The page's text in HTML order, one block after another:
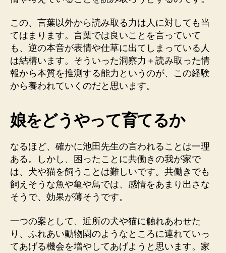
この、言葉以外から読み取る力は人に対しても当
てはまります。言葉では良いことを言っていて
も、逆の本音が表情や仕草に出てしまっている人
は結構います。そういった洞察力＋読み取った情
報から本質を推測する能力というのが、この経験
から養われていくのだと思います。
娘をどうやって育てるか
なるほど、確かに池田先生の言われることは一理
ある。しかし、困ったことに共働きの我が家で
は、犬や猫を飼うことは難しいです。共働きでも
飼えそうな魚や亀や鳥では、感情をあまり出さな
そうで、効果が薄そうです。
一つの案として、近所の犬や猫に触れあわせた
り、ふれあい動物園のようなところに連れていっ
てあげる機会を増やしてあげようと思います。家